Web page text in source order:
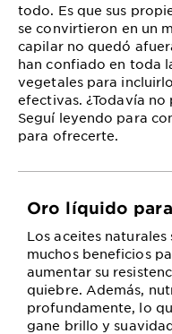
todo. Es que sus
se convirtieron en un
capilar no quedó
han confiado en toda
vegetales para
efectivas. ¿Todavía
Seguí leyendo para
para ofrecerte.
Oro líquido
Los aceites
muchos beneficios
aumentar su
quiebre. Además,
profundamente, lo
gane brillo y